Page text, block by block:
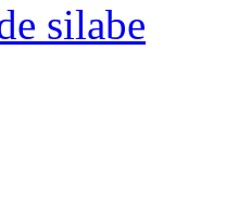
silabe